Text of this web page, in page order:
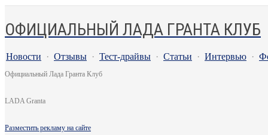
ОФИЦИАЛЬНЫЙ ЛАДА ГРАНТА КЛУБ
Новости · Отзывы · Тест-драйвы · Статьи · Интервью ·
Официальный Лада Гранта Клуб
LADA Granta
Разместить рекламу на сайте